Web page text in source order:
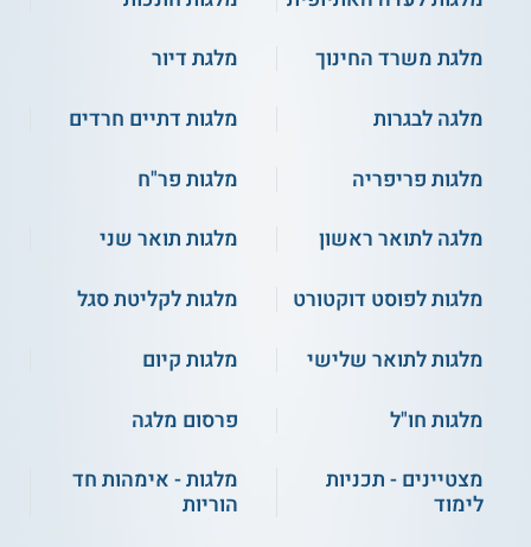
מלגת משרד החינוך
מלגת דיור
מלגה לבגרות
מלגות דתיים חרדים
מלגות פריפריה
מלגות פר"ח
מלגה לתואר ראשון
מלגות תואר שני
מלגות לפוסט דוקטורט
מלגות לקליטת סגל
מלגות לתואר שלישי
מלגות קיום
מלגות חו"ל
פרסום מלגה
מצטיינים - תכניות
לימוד
מלגות - אימהות חד
הוריות